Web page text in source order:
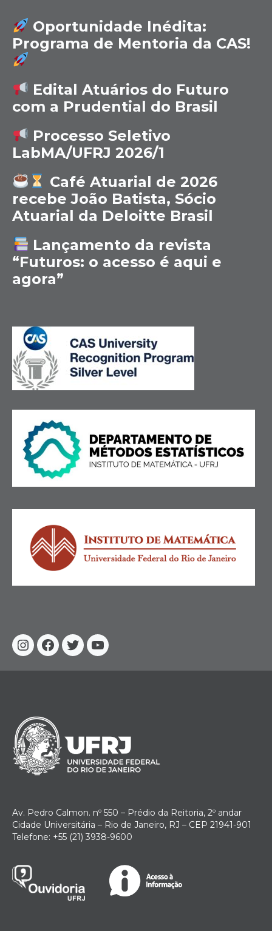
Instagram
Facebook
TwitterYouTube
Oportunidade Inédita:
Programa de Mentoria da CAS!
Edital Atuários do Futuro
com a Prudential do Brasil
Processo Seletivo
LabMA/UFRJ 2026/1
Café Atuarial de 2026
recebe João Batista, Sócio
Atuarial da Deloitte Brasil
Lançamento da revista
“Futuros: o acesso é aqui e
agora”
Av. Pedro Calmon. nº 550 – Prédio da Reitoria, 2º andar
Cidade Universitária – Rio de Janeiro, RJ – CEP 21941-901
Telefone: +55 (21) 3938-9600